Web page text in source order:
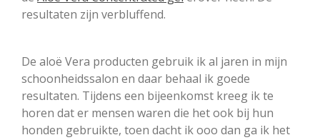
resultaten zijn verbluffend.
De aloë Vera producten gebruik ik al jaren in mijn
schoonheidssalon en daar behaal ik goede
resultaten. Tijdens een bijeenkomst kreeg ik te
horen dat er mensen waren die het ook bij hun
honden gebruikte, toen dacht ik ooo dan ga ik het